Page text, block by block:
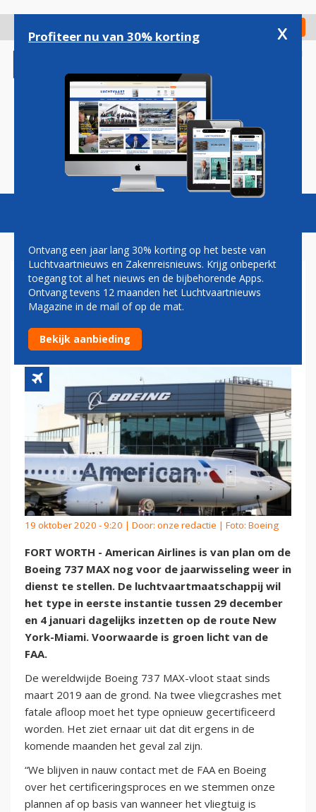
gaan
Check in
Magazine Podcasts Vacatures
AMERICAN AIRLINES: BOEING
737 MAX EIND DECEMBER
WEER IN DIENST
19 oktober 2020 - 9:20 | Door: onze redactie | Foto: Boeing
FORT WORTH - American Airlines is van plan om de
Boeing 737 MAX nog voor de jaarwisseling weer in
dienst te stellen. De luchtvaartmaatschappij wil
het type in eerste instantie tussen 29 december
en 4 januari dagelijks inzetten op de route New
York-Miami. Voorwaarde is groen licht van de
FAA.
De wereldwijde Boeing 737 MAX-vloot staat sinds
maart 2019 aan de grond. Na twee vliegcrashes met
fatale afloop moet het type opnieuw gecertificeerd
worden. Het ziet ernaar uit dat dit ergens in de
komende maanden het geval zal zijn.
“We blijven in nauw contact met de FAA en Boeing
over het certificeringsproces en we stemmen onze
plannen af op basis van wanneer het vliegtuig is
Profiteer nu van 30% korting x
Ontvang een jaar lang 30% korting op het beste van
Luchtvaartnieuws en Zakenreisnieuws. Krijg onbeperkt
toegang tot al het nieuws en de bijbehorende Apps.
Ontvang tevens 12 maanden het Luchtvaartnieuws
Magazine in de mail of op de mat.
Bekijk aanbieding